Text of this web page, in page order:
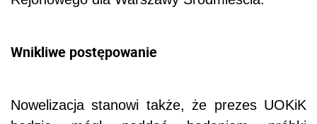
Wnikliwe postępowanie
Nowelizacja stanowi także, że prezes UOKiK